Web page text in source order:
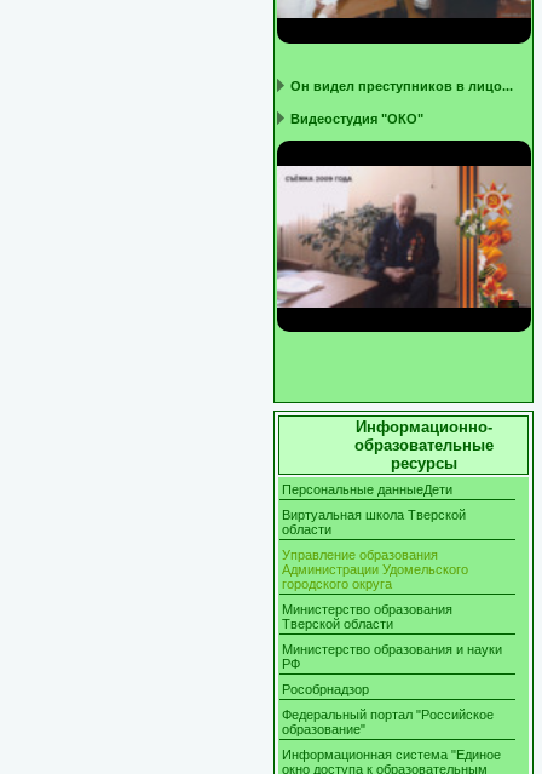
Он видел преступников в лицо...
Видеостудия "ОКО"
Информационно-
образовательные
ресурсы
Персональные данныеДети
Виртуальная школа Тверской
области
Управление образования
Администрации Удомельского
городского округа
Министерство образования
Тверской области
Министерство образования и науки
РФ
Рособрнадзор
Федеральный портал "Российское
образование"
Информационная система "Единое
окно доступа к образовательным